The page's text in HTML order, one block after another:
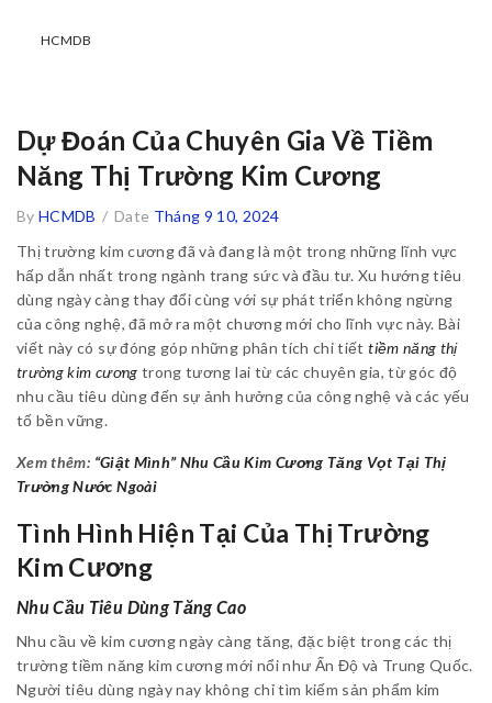
HCMDB
Dự Đoán Của Chuyên Gia Về Tiềm
Năng Thị Trường Kim Cương
ByHCMDB / Date Tháng 9 10, 2024
Thị trường kim cương đã và đang là một trong những lĩnh vực
hấp dẫn nhất trong ngành trang sức và đầu tư. Xu hướng tiêu
dùng ngày càng thay đổi cùng với sự phát triển không ngừng
của công nghệ, đã mở ra một chương mới cho lĩnh vực này. Bài
viết này có sự đóng góp những phân tích chi tiếttiềm năng thị
trường kim cương trong tương lai từ các chuyên gia, từ góc độ
nhu cầu tiêu dùng đến sự ảnh hưởng của công nghệ và các yếu
tố bền vững.
Xem thêm: “Giật Mình” Nhu Cầu Kim Cương Tăng Vọt Tại Thị
Trường Nước Ngoài
Tình Hình Hiện Tại Của Thị Trường
Kim Cương
Nhu Cầu Tiêu Dùng Tăng Cao
Nhu cầu về kim cương ngày càng tăng, đặc biệt trong các thị
trường tiềm năng kim cương mới nổi như Ấn Độ và Trung Quốc.
Người tiêu dùng ngày nay không chỉ tìm kiếm sản phẩm kim